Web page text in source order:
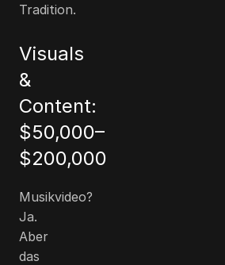
Tradition.
Visuals
&
Content:
$50,000–
$200,000
Musikvideo?
Ja.
Aber
das